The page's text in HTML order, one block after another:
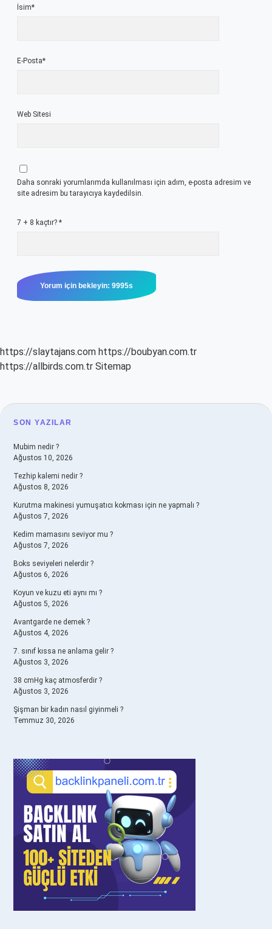
İsim*
E-Posta*
Web Sitesi
Daha sonraki yorumlarımda kullanılması için adım, e-posta adresim ve
site adresim bu tarayıcıya kaydedilsin.
7 + 8 kaçtır? *
https://slaytajans.com https://boubyan.com.tr
https://allbirds.com.tr Sitemap
SIDEBAR
SON YAZILAR
Mubim nedir ?
Ağustos 10, 2026
Tezhip kalemi nedir ?
Ağustos 8, 2026
Kurutma makinesi yumuşatıcı kokması için ne yapmalı ?
Ağustos 7, 2026
Kedim mamasını seviyor mu ?
Ağustos 7, 2026
Boks seviyeleri nelerdir ?
Ağustos 6, 2026
Koyun ve kuzu eti aynı mı ?
Ağustos 5, 2026
Avantgarde ne demek ?
Ağustos 4, 2026
7. sınıf kıssa ne anlama gelir ?
Ağustos 3, 2026
38 cmHg kaç atmosferdir ?
Ağustos 3, 2026
Şişman bir kadın nasıl giyinmeli ?
Temmuz 30, 2026